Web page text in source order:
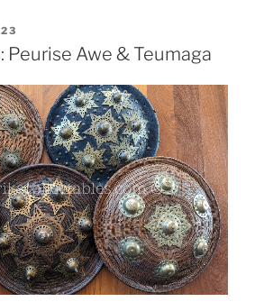
Peurise Awe & Teumaga